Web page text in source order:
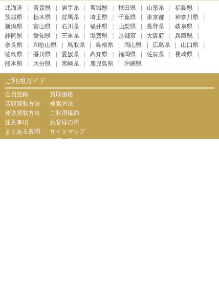
北海道 青森県 岩手県 宮城県 秋田県 山形県
福島県
茨城県
栃木県 群馬県 埼玉県 千葉県 東京都
神奈川県
新潟県
富山県 石川県 福井県 山梨県 長野県
岐阜県
静岡県
愛知県 三重県 滋賀県 京都府 大阪府
兵庫県
奈良県
和歌山県 鳥取県 島根県 岡山県 広島県
山口県
徳島県
香川県 愛媛県 高知県 福岡県 佐賀県
長崎県
熊本県
大分県 宮崎県 鹿児島県 沖縄県
ご利用ガイド
会員登録
店頭買取方法
発送買取方法
注意事項
よくある質問
買取価格
検索方法
ご利用規約
お客様の声
サイトマップ
支店一覧